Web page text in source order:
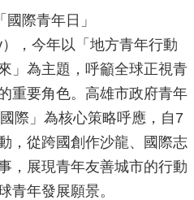
際青年日」
），今年以「地方青年行動
」為主題，呼籲全球正視青
重要角色。高雄市政府青年
際」為核心策略呼應，自7
，從跨國創作沙龍、國際志
，展現青年友善城市的行動
青年發展願景。